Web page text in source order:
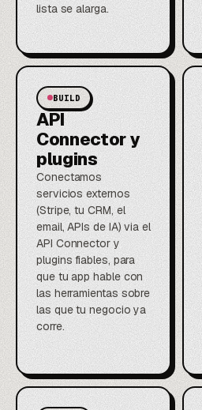
lista se alarga.
BUILD
API
Connector y
plugins
Conectamos
servicios externos
(Stripe, tu CRM, el
email, APIs de IA) via el
API Connector y
plugins fiables, para
que tu app hable con
las herramientas sobre
las que tu negocio ya
corre.